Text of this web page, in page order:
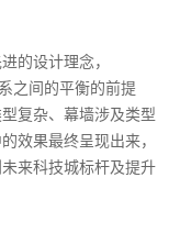
的设计理念，
之间的平衡的前提
复杂、幕墙涉及类型
效果最终呈现出来，
来科技城标杆及提升